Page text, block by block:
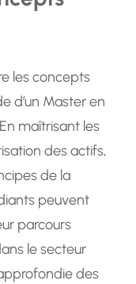
les concepts
d’un Master en
maîtrisant les
des actifs,
de la
peuvent
parcours
le secteur
des